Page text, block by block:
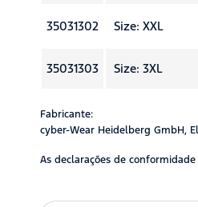
35031302 Size: XXL
35031303 Size: 3XL
Fabricante:
cyber-Wear Heidelberg GmbH,
As declarações de